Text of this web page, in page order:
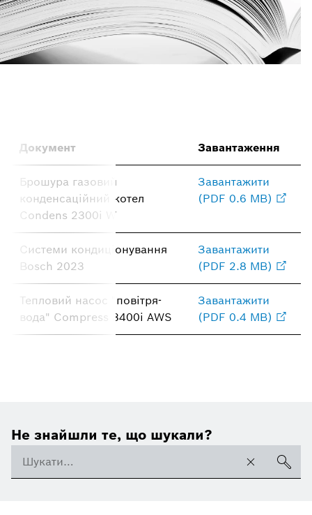
Документ Завантаження
Брошура газовий
конденсаційний котел
Condens 2300i W
Завантажити
(PDF 0.6 MB)
Системи кондиціонування
Bosch 2023
Завантажити
(PDF 2.8 MB)
Тепловий насос "повітря-
вода" Compress 3400i AWS
Завантажити
(PDF 0.4 MB)
Не знайшли те, що шукали?